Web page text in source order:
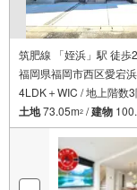
筑肥線 「姪浜」駅 徒歩
福岡県福岡市西区愛宕
4LDK＋WIC / 地上階数
土地73.05m2 /建物